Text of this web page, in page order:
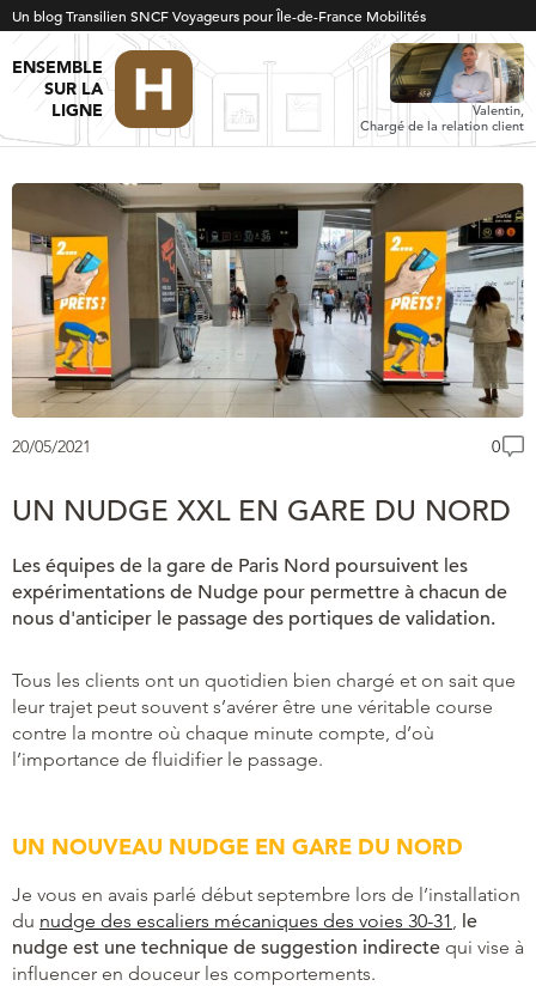
Un blog Transilien SNCF Voyageurs pour Île-de-France Mobilités
ENSEMBLE
SUR LA
LIGNE
Valentin,
Chargé de la relation client
20/05/2021 0
UN NUDGE XXL EN GARE DU NORD
Les équipes de la gare de Paris Nord poursuivent les
expérimentations de Nudge pour permettre à chacun de
nous d'anticiper le passage des portiques de validation.
Tous les clients ont un quotidien bien chargé et on sait que
leur trajet peut souvent s’avérer être une véritable course
contre la montre où chaque minute compte, d’où
l’importance de fluidifier le passage.
UN NOUVEAU NUDGE EN GARE DU NORD
Je vous en avais parlé début septembre lors de l’installation
du nudge des escaliers mécaniques des voies 30-31 le
nudge est une technique de suggestion indirecte qui vise à
influencer en douceur les comportements.